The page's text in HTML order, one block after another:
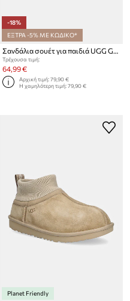
-18%
ΕΞΤΡΑ -5% ΜΕ ΚΩΔΙΚΟ*
Τρέχουσα τιμή:
64,99 €
Αρχική τιμή:79,90 €
Η χαμηλότερη τιμή:79,90 €
Planet Friendly